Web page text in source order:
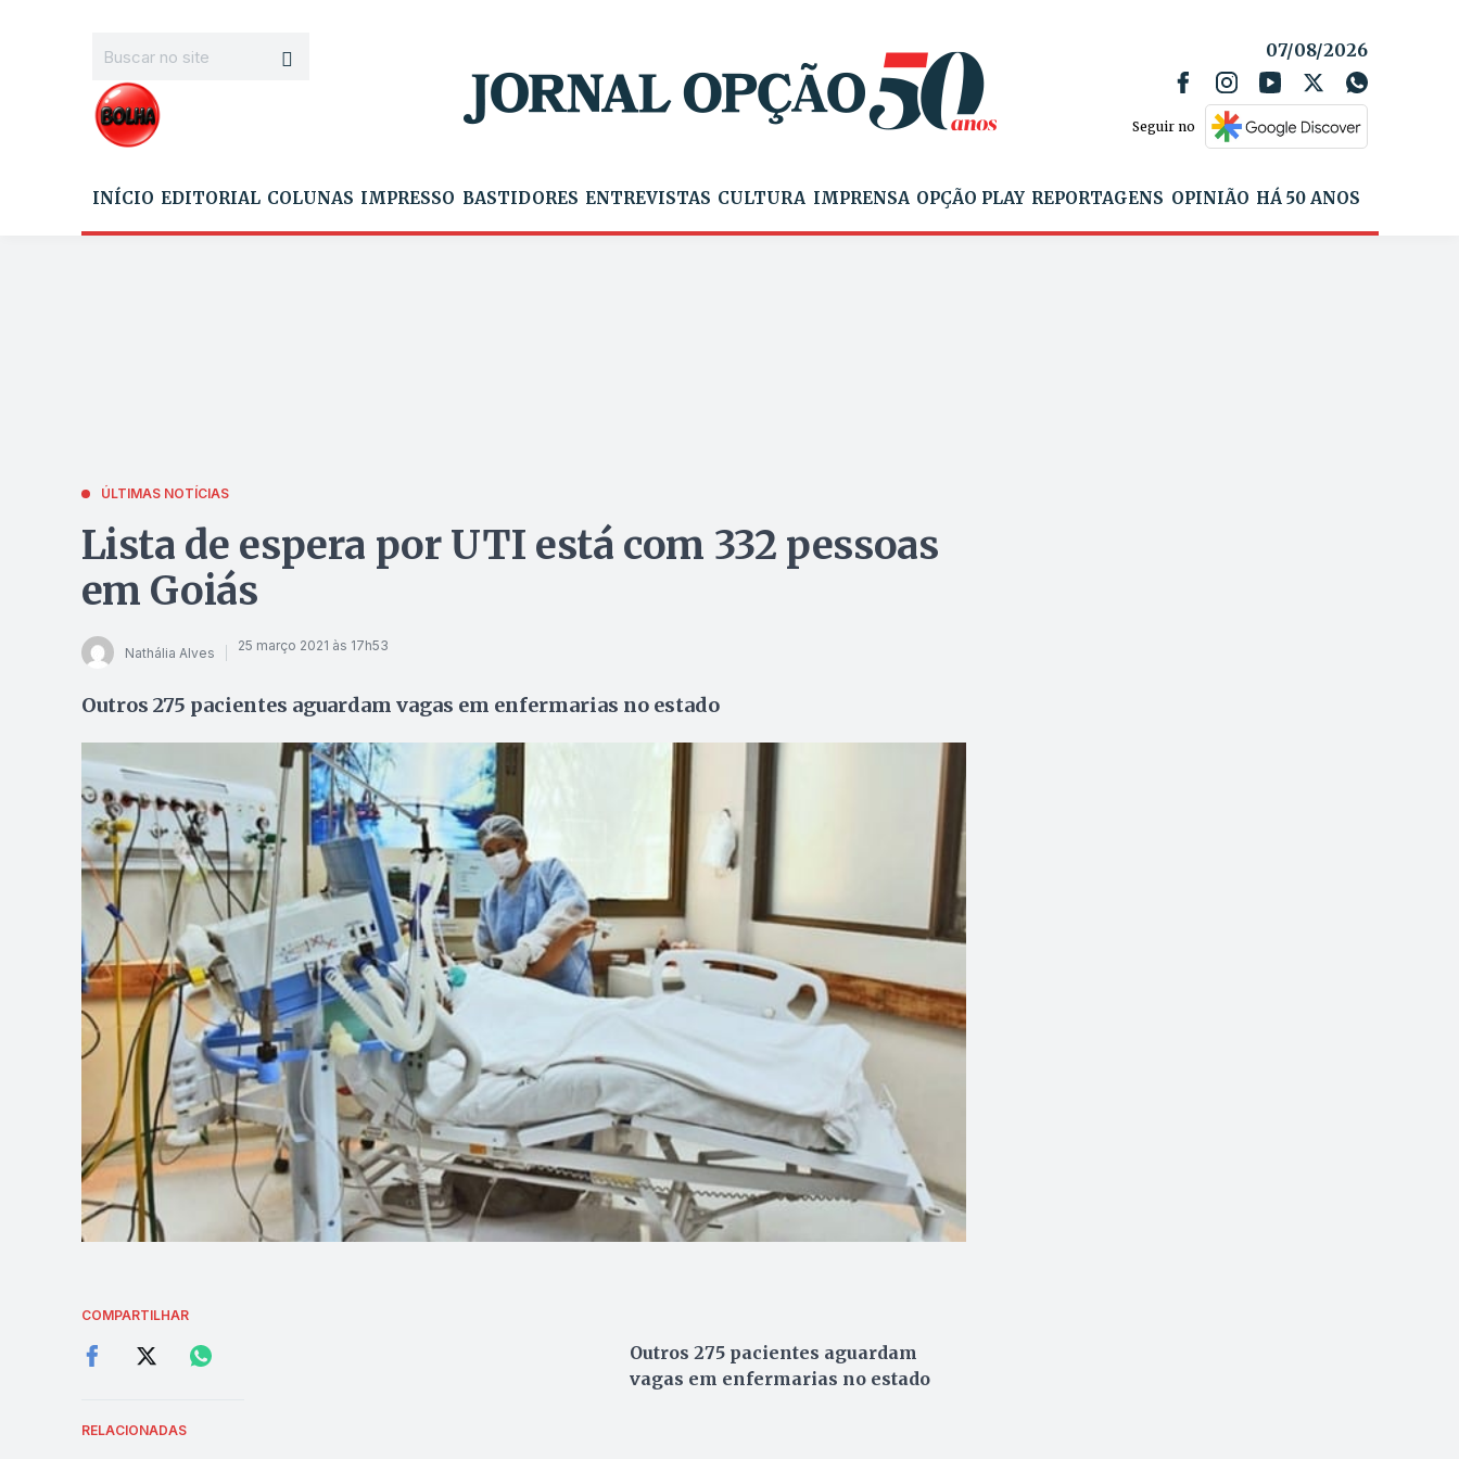
07/08/2026
Seguir no
INÍCIO EDITORIAL COLUNAS IMPRESSO BASTIDORES ENTREVISTAS CULTURA IMPRENSA OPÇÃO PLAY REPORTAGENS OPINIÃO HÁ 50 ANOS
ÚLTIMAS NOTÍCIAS
Lista de espera por UTI está com 332 pessoas
em Goiás
Nathália Alves 25 março 2021 às 17h53
Outros 275 pacientes aguardam vagas em enfermarias no estado
COMPARTILHAR
RELACIONADAS
Outros 275 pacientes aguardam
vagas em enfermarias no estado